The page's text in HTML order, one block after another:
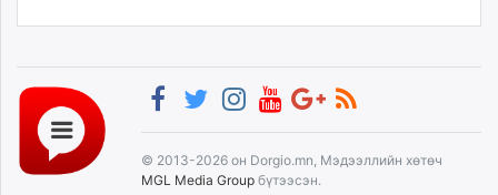
© 2013-2026 он Dorgio.mn, Мэдээллийн хөтөч
MGL Media Group бүтээсэн.